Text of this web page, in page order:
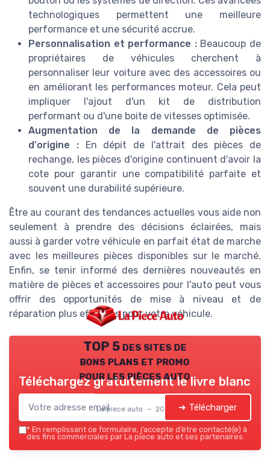
technologiques permettent une meilleure
performance et une sécurité accrue.
Personnalisation et performance :Beaucoup de
propriétaires de véhicules cherchent à
personnaliser leur voiture avec des accessoires ou
en améliorant les performances moteur. Cela peut
impliquer l'ajout d'un kit de distribution
performant ou d'une boite de vitesses optimisée.
Augmentation de la demande de pièces
d'origine :En dépit de l'attrait des pièces de
rechange, les pièces d'origine continuent d'avoir la
cote pour garantir une compatibilité parfaite et
souvent une durabilité supérieure.
Être au courant des tendances actuelles vous aide non
seulement à prendre des décisions éclairées, mais
aussi à garder votre véhicule en parfait état de marche
avec les meilleures pièces disponibles sur le marché.
Enfin, se tenir informé des dernières nouveautés en
matière de pièces et accessoires pour l'auto peut vous
offrir des opportunités de mise à niveau et de
réparation plus efficaces pour votre véhicule.
TOP 5 des sites de
bons plans et promo
pour les pièces auto
La piece auto — 2026
Téléchargez gratuitement le livre blanc
➔ Télécharger
* En remplissant ce formulaire, j’accepte d’être contacté(e) à
des fins commerciales par La piece auto et ses partenaires.